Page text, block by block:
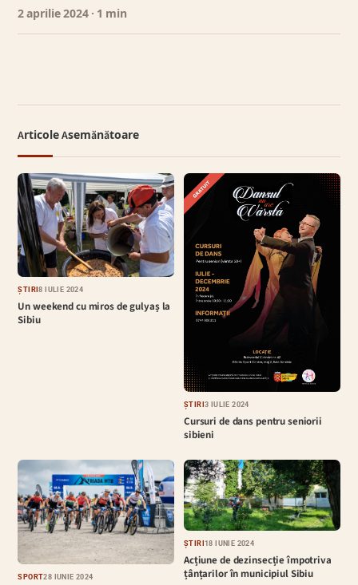
2 aprilie 2024 · 1 min
Articole Asemănătoare
ȘTIRI8 IULIE 2024
Un weekend cu miros de gulyaș la
Sibiu
ȘTIRI3 IULIE 2024
Cursuri de dans pentru seniorii
sibieni
SPORT28 IUNIE 2024
ȘTIRI18 IUNIE 2024
Acțiune de dezinsecție împotriva
țânțarilor în municipiul Sibiu